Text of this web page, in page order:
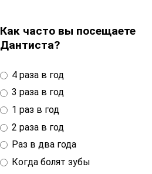
Как часто вы посещаете
Дантиста?
4 раза в год
3 раза в год
1 раз в год
2 раза в год
Раз в два года
Когда болят зубы